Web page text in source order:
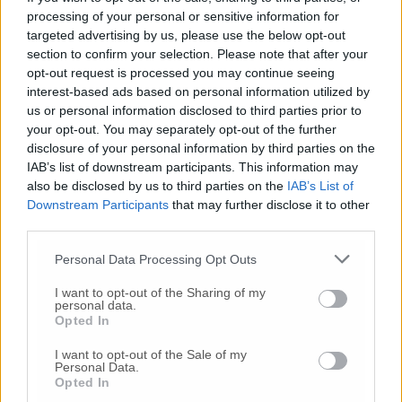
processing of your personal or sensitive information for
targeted advertising by us, please use the below opt-out
section to confirm your selection. Please note that after your
opt-out request is processed you may continue seeing
interest-based ads based on personal information utilized by
us or personal information disclosed to third parties prior to
your opt-out. You may separately opt-out of the further
disclosure of your personal information by third parties on the
IAB’s list of downstream participants. This information may
also be disclosed by us to third parties on the IAB’s List of
Downstream Participants that may further disclose it to other
Personal Data Processing Opt Outs
I want to opt-out of the Sharing of my
personal data.
Opted In
I want to opt-out of the Sale of my
Personal Data.
Opted In
Nicoletti.
© RIPRODUZIONE RISERVATA
Vai alla home
Commenti
Commenta